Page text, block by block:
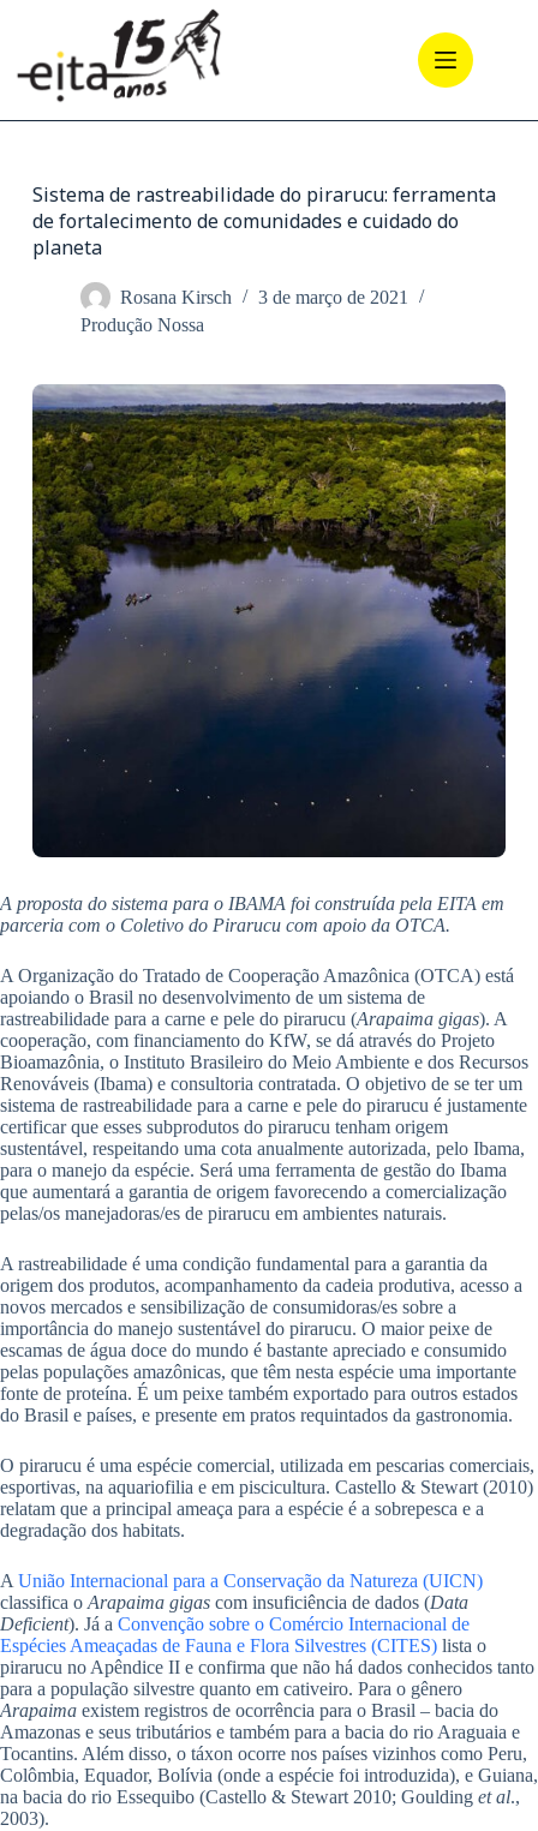
conteúdo
Sistema de rastreabilidade do pirarucu: ferramenta
de fortalecimento de comunidades e cuidado do
planeta
Rosana Kirsch
3 de março de 2021
Produção Nossa
A proposta do sistema para o IBAMA foi construída pela EITA em
parceria com o Coletivo do Pirarucu com apoio da OTCA.
A Organização do Tratado de Cooperação Amazônica (OTCA) está
apoiando o Brasil no desenvolvimento de um sistema de
rastreabilidade para a carne e pele do pirarucu (Arapaima gigas). A
cooperação, com financiamento do KfW, se dá através do Projeto
Bioamazônia, o Instituto Brasileiro do Meio Ambiente e dos Recursos
Renováveis (Ibama) e consultoria contratada. O objetivo de se ter um
sistema de rastreabilidade para a carne e pele do pirarucu é justamente
certificar que esses subprodutos do pirarucu tenham origem
sustentável, respeitando uma cota anualmente autorizada, pelo Ibama,
para o manejo da espécie. Será uma ferramenta de gestão do Ibama
que aumentará a garantia de origem favorecendo a comercialização
pelas/os manejadoras/es de pirarucu em ambientes naturais.
A rastreabilidade é uma condição fundamental para a garantia da
origem dos produtos, acompanhamento da cadeia produtiva, acesso a
novos mercados e sensibilização de consumidoras/es sobre a
importância do manejo sustentável do pirarucu. O maior peixe de
escamas de água doce do mundo é bastante apreciado e consumido
pelas populações amazônicas, que têm nesta espécie uma importante
fonte de proteína. É um peixe também exportado para outros estados
do Brasil e países, e presente em pratos requintados da gastronomia.
O pirarucu é uma espécie comercial, utilizada em pescarias comerciais,
esportivas, na aquariofilia e em piscicultura. Castello & Stewart (2010)
relatam que a principal ameaça para a espécie é a sobrepesca e a
degradação dos habitats.
A União Internacional para a Conservação da Natureza (UICN)
classifica o Arapaima gigas com insuficiência de dados (Data
Deficient). Já a Convenção sobre o Comércio Internacional de
Espécies Ameaçadas de Fauna e Flora Silvestres (CITES) lista o
pirarucu no Apêndice II e confirma que não há dados conhecidos tanto
para a população silvestre quanto em cativeiro. Para o gênero
Arapaima existem registros de ocorrência para o Brasil – bacia do
Amazonas e seus tributários e também para a bacia do rio Araguaia e
Tocantins. Além disso, o táxon ocorre nos países vizinhos como Peru,
Colômbia, Equador, Bolívia (onde a espécie foi introduzida), e Guiana,
na bacia do rio Essequibo (Castello & Stewart 2010; Goulding et al.,
2003).